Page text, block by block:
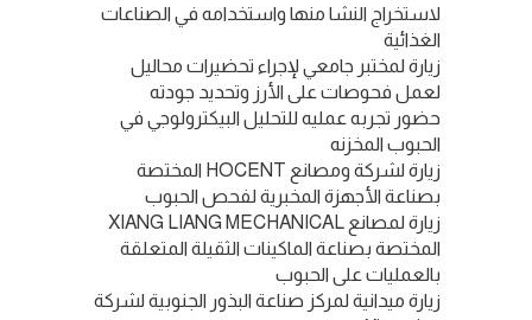
لاستخراج النشا منها واستخدامه في الصناعات
الغذائية
زيارة لمختبر جامعي لإجراء تحضيرات محاليل
لعمل فحوصات على الأرز وتحديد جودته
حضور تجربه عمليه للتحليل البيكترولوجي في
الحبوب المخزنه
زيارة لشركة ومصانع HOCENT المختصة
بصناعة الأجهزة المخبرية لفحص الحبوب
زيارة لمصانع XIANG LIANG MECHANICAL
المختصة بصناعة الماكينات الثقيلة المتعلقة
بالعمليات على الحبوب
زيارة ميدانية لمركز صناعة البذور الجنوبية لشركة